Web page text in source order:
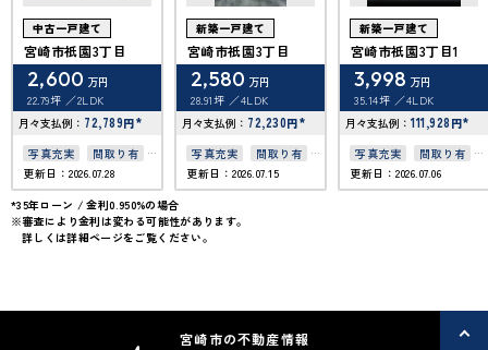
中古一戸建て
宮崎市祇園3丁目
2,600 万円
22.79坪
2LDK
月々支払例： 72,789円*
写真充実
間取り有
駐車場2台可
50坪以上
接道6ｍ以上
オール電化
更新日：2026.07.28
新築一戸建て
宮崎市祇園3丁目
2,580 万円
28.91坪
4LDK
月々支払例： 72,230円*
写真充実
間取り有
築10年以内
4LDK以上
上下水道完備
更新日：2026.07.15
新築一戸建て
宮崎市祇園3丁目1
3,998 万円
35.14坪
4LDK
月々支払例： 111,928 円*
写真充実
間取り有
築10年以内
更新日：2026.07.06
*35年ローン / 金利0.950%の場合
※審査により金利は変わる可能性があります。
詳しくは詳細ページをご覧ください。
宮崎市の不動産情報